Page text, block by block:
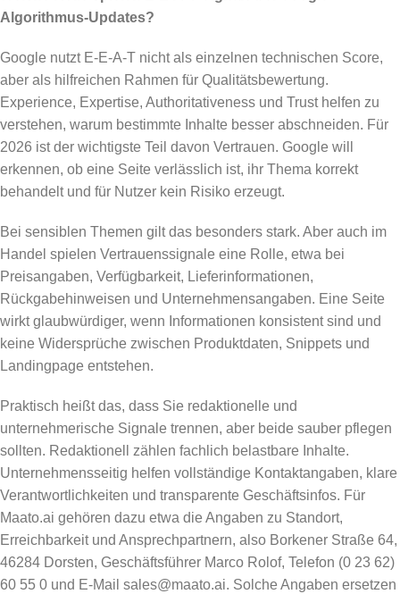
Algorithmus-Updates?
Google nutzt E-E-A-T nicht als einzelnen technischen Score,
aber als hilfreichen Rahmen für Qualitätsbewertung.
Experience, Expertise, Authoritativeness und Trust helfen zu
verstehen, warum bestimmte Inhalte besser abschneiden. Für
2026 ist der wichtigste Teil davon Vertrauen. Google will
erkennen, ob eine Seite verlässlich ist, ihr Thema korrekt
behandelt und für Nutzer kein Risiko erzeugt.
Bei sensiblen Themen gilt das besonders stark. Aber auch im
Handel spielen Vertrauenssignale eine Rolle, etwa bei
Preisangaben, Verfügbarkeit, Lieferinformationen,
Rückgabehinweisen und Unternehmensangaben. Eine Seite
wirkt glaubwürdiger, wenn Informationen konsistent sind und
keine Widersprüche zwischen Produktdaten, Snippets und
Landingpage entstehen.
Praktisch heißt das, dass Sie redaktionelle und
unternehmerische Signale trennen, aber beide sauber pflegen
sollten. Redaktionell zählen fachlich belastbare Inhalte.
Unternehmensseitig helfen vollständige Kontaktangaben, klare
Verantwortlichkeiten und transparente Geschäftsinfos. Für
Maato.ai gehören dazu etwa die Angaben zu Standort,
Erreichbarkeit und Ansprechpartnern, also Borkener Straße 64,
46284 Dorsten, Geschäftsführer Marco Rolof, Telefon (0 23 62)
60 55 0 und E-Mail sales@maato.ai. Solche Angaben ersetzen